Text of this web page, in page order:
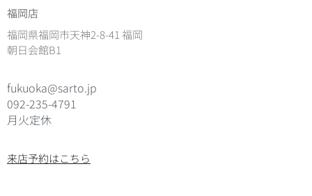
福岡店
福岡県福岡市天神2-8-41 福岡
朝日会館B1
fukuoka@sarto.jp
092-235-4791
月火定休
来店予約はこちら